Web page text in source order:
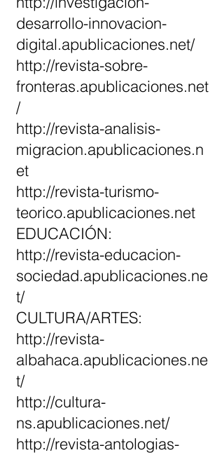
desarrollo-innovacion-
digital.apublicaciones.net/
http://revista-sobre-
fronteras.apublicaciones.net
/
http://revista-analisis-
migracion.apublicaciones.n
et
http://revista-turismo-
teorico.apublicaciones.net
EDUCACIÓN:
http://revista-educacion-
sociedad.apublicaciones.ne
t/
CULTURA/ARTES:
http://revista-
albahaca.apublicaciones.ne
t/
http://cultura-
ns.apublicaciones.net/
http://revista-antologias-